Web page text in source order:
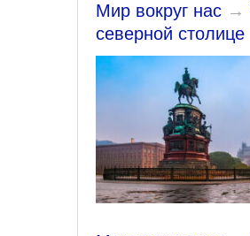
Мир вокруг нас →
северной столице